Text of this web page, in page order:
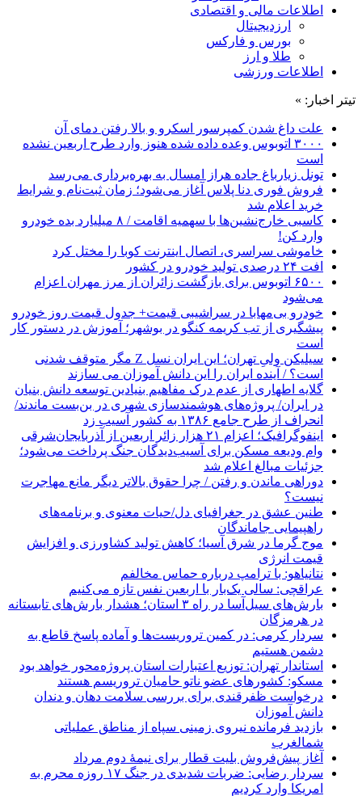
اطلاعات مالی و اقتصادی
ارزدیجیتال
بورس و فارکس
طلا و ارز
اطلاعات ورزشی
تیتر اخبار: »
علت داغ شدن کمپرسور اسکرو و بالا رفتن دمای آن
۳۰۰۰ اتوبوس وعده داده شده هنوز وارد طرح اربعین نشده
است
تونل زیارباغ جاده هراز امسال به بهره‌برداری می‌رسد
فروش فوری دنا پلاس آغاز می‌شود؛ زمان ثبت‌نام و شرایط
خرید اعلام شد
کاسبی خارج‌نشین‌ها با سهمیه اقامت / ۸ میلیارد بده خودرو
وارد کن!
خاموشی سراسری، اتصال اینترنت کوبا را مختل کرد
افت ۲۴ درصدی تولید خودرو در کشور
۶۵۰۰ اتوبوس برای بازگشت زائران از مرز مهران اعزام
می‌شود
خودرو بی‌مهابا در سراشیبی قیمت+ جدول قیمت روز خودرو
پیشگیری از تب کریمه کنگو در بوشهر؛ آموزش در دستور کار
است
سیلیکن ولیِ تهران؛ این ایران نسل Z مگر متوقف شدنی
است؟ / آینده ایران را این دانش آموزان می سازند
گلایه اطهاری از عدم درک مفاهیم بنیادین توسعه دانش بنیان
در ایران/ پروژه‌های هوشمندسازی شهری در بن‌بست ماندند/
انحراف از طرح جامع ۱۳۸۶ به کشور آسیب زد
اینفوگرافیک؛ اعزام ۲۱ هزار زائر اربعین از آذربایجان‌شرقی
وام ودیعه مسکن برای آسیب‌دیدگان جنگ پرداخت می‌شود؛
جزئیات مبالغ اعلام شد
دوراهی ماندن و رفتن / چرا حقوق بالاتر دیگر مانع مهاجرت
نیست؟
طنین عشق در جغرافیای دل/حیات معنوی و برنامه‌های
راهپیمایی جاماندگان
موج گرما در شرق آسیا؛ کاهش تولید کشاورزی و افزایش
قیمت انرژی
نتانیاهو: با ترامپ درباره حماس مخالفم
عراقچی: سالی یک‌بار با اربعین نفس تازه می‌کنیم
بارش‌های سیل‌آسا در راه ۳ استان؛ هشدار بارش‌های تابستانه
در هرمزگان
سردار کرمی: در کمین تروریست‌ها و آماده پاسخ قاطع به
دشمن هستیم
استاندار تهران: توزیع اعتبارات استان پروژه‌محور خواهد بود
مسکو: کشورهای عضو ناتو حامیان تروریسم هستند
درخواست ظفرقندی برای بررسی سلامت دهان و دندان
دانش آموزان
بازدید فرمانده نیروی زمینی سپاه از مناطق عملیاتی
شمالغرب
آغاز پیش‌فروش بلیت قطار برای نیمۀ دوم مرداد
سردار رضایی: ضربات شدیدی در جنگ ۱۷ روزه محرم به
امریکا وارد کردیم